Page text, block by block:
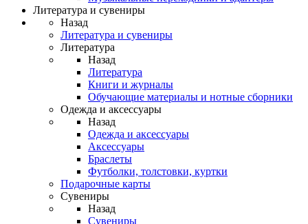
Литература и сувениры
Назад
Литература и сувениры
Литература
Назад
Литература
Книги и журналы
Обучающие материалы и нотные сборники
Одежда и аксессуары
Назад
Одежда и аксессуары
Аксессуары
Браслеты
Футболки, толстовки, куртки
Подарочные карты
Сувениры
Назад
Сувениры